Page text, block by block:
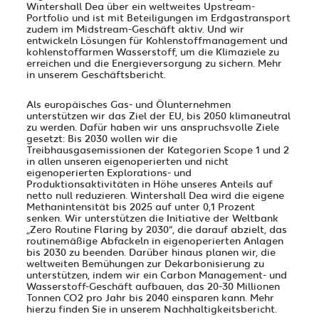
Wintershall Dea über ein weltweites Upstream-
Portfolio und ist mit Beteiligungen im Erdgastransport
zudem im Midstream-Geschäft aktiv. Und wir
entwickeln Lösungen für Kohlenstoffmanagement und
kohlenstoffarmen Wasserstoff, um die Klimaziele zu
erreichen und die Energieversorgung zu sichern. Mehr
in unserem Geschäftsbericht.
Als europäisches Gas- und Ölunternehmen
unterstützen wir das Ziel der EU, bis 2050 klimaneutral
zu werden. Dafür haben wir uns anspruchsvolle Ziele
gesetzt: Bis 2030 wollen wir die
Treibhausgasemissionen der Kategorien Scope 1 und 2
in allen unseren eigenoperierten und nicht
eigenoperierten Explorations- und
Produktionsaktivitäten in Höhe unseres Anteils auf
netto null reduzieren. Wintershall Dea wird die eigene
Methanintensität bis 2025 auf unter 0,1 Prozent
senken. Wir unterstützen die Initiative der Weltbank
„Zero Routine Flaring by 2030“, die darauf abzielt, das
routinemäßige Abfackeln in eigenoperierten Anlagen
bis 2030 zu beenden. Darüber hinaus planen wir, die
weltweiten Bemühungen zur Dekarbonisierung zu
unterstützen, indem wir ein Carbon Management- und
Wasserstoff-Geschäft aufbauen, das 20-30 Millionen
Tonnen CO2 pro Jahr bis 2040 einsparen kann. Mehr
hierzu finden Sie in unserem Nachhaltigkeitsbericht.